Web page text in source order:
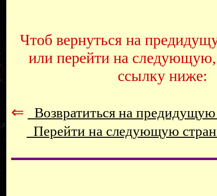
Чтоб вернуться на
или перейти на
ссылку ниже:
⇐
Возвратиться на
Перейти на следующую